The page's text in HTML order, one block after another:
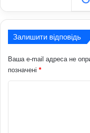
Залишити відповідь
Ваша e-mail адреса не
позначені *